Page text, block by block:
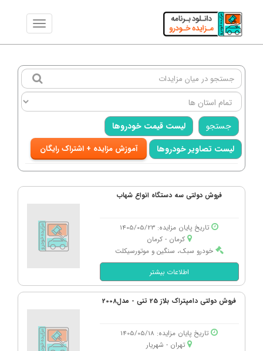
جستجو
لیست قیمت خودروها
لیست تصاویر خودروها
آموزش مزایده + اشتراک رایگان
فروش دولتی سه دستگاه انواع شهاب
تاریخ پایان مزایده: 1405/05/23
کرمان - كرمان
خودرو سبک، سنگین و موتورسیکلت
اطلاعات بیشتر
فروش دولتی دامپتراک بلاز 25 تنی - مدل2008
تاریخ پایان مزایده: 1405/05/18
تهران - شهریار